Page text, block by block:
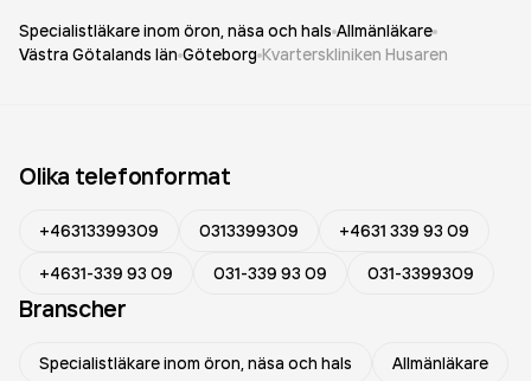
Specialistläkare inom öron, näsa och hals Allmänläkare
Västra Götalands län Göteborg Kvarterskliniken Husaren
Olika telefonformat
+46313399309 0313399309
+4631 339 93 09
+4631-339 93 09
031-339 93 09 031-3399309
Branscher
Specialistläkare inom öron, näsa och hals
Allmänläkare